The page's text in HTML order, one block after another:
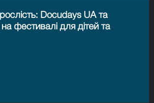
Docudays UA та
фестивалі для дітей та